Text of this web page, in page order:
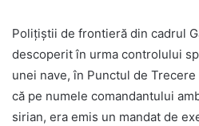
Poliţiştii de frontieră din cadrul
descoperit în urma controlului
unei nave, în Punctul de
că pe numele comandantului
sirian, era emis un mandat de